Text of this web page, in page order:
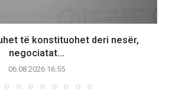
të konstituohet deri nesër,
negociatat...
06.08.2026 16:55